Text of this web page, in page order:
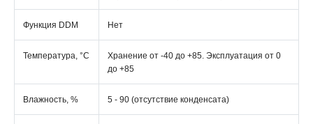
Функция DDM Нет
Температура, °C
Хранение от -40 до +85. Эксплуатация от 0
до +85
Влажность, % 5 - 90 (отсутствие конденсата)